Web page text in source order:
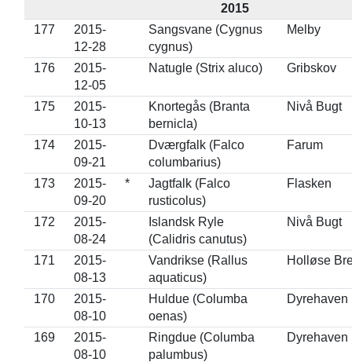
2015
177
2015-
12-28
Sangsvane (Cygnus
cygnus)
Melby
176
2015-
12-05
Natugle (Strix aluco) Gribskov
175
2015-
10-13
Knortegås (Branta
bernicla)
Nivå Bugt
174
2015-
09-21
Dværgfalk (Falco
columbarius)
Farum
173
2015-
09-20
*
Jagtfalk (Falco
rusticolus)
Flasken
172
2015-
08-24
Islandsk Ryle
(Calidris canutus)
Nivå Bugt
171
2015-
08-13
Vandrikse (Rallus
aquaticus)
Holløse
170
2015-
08-10
Huldue (Columba
oenas)
Dyrehaven
169
2015-
08-10
Ringdue (Columba
palumbus)
Dyrehaven